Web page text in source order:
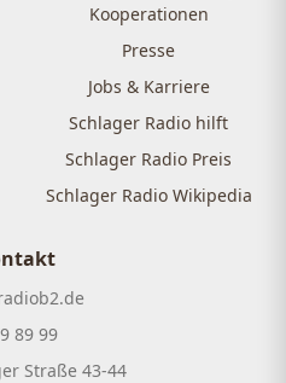
Kooperationen
Presse
Jobs & Karriere
Schlager Radio hilft
Schlager Radio Preis
Schlager Radio Wikipedia
89 99
Straße 43-44